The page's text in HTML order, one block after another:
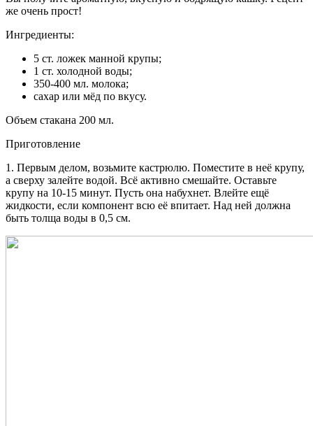
же очень прост!
Ингредиенты:
5 ст. ложек манной крупы;
1 ст. холодной воды;
350-400 мл. молока;
сахар или мёд по вкусу.
Объем стакана 200 мл.
Приготовление
1. Первым делом, возьмите кастрюлю. Поместите в неё крупу,
а сверху залейте водой. Всё активно смешайте. Оставьте
крупу на 10-15 минут. Пусть она набухнет. Влейте ещё
жидкости, если компонент всю её впитает. Над ней должна
быть толща воды в 0,5 см.